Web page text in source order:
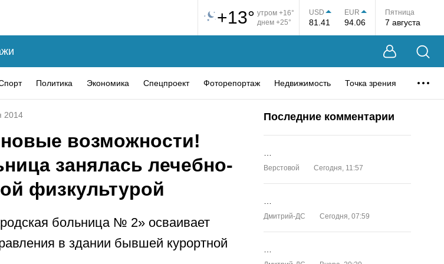
+13° утром +16°
днем +25°
USD
81.41
EUR
94.06
Пятница
7 августа
Политика Экономика Спецпроект Фоторепортаж Недвижимость Точка зрения
2014
возможности!
занялась лечебно-
физкультурой
больница № 2» осваивает
в здании бывшей курортной
Последние комментарии
Верстовой Сегодня, 11:57
Дмитрий-ДС Сегодня, 07:59